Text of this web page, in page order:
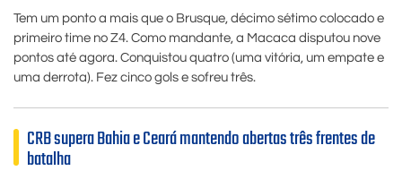
Tem um ponto a mais que o Brusque, décimo sétimo colocado e
primeiro time no Z4. Como mandante, a Macaca disputou nove
pontos até agora. Conquistou quatro (uma vitória, um empate e
uma derrota). Fez cinco gols e sofreu três.
CRB supera Bahia e Ceará mantendo abertas três frentes de
batalha